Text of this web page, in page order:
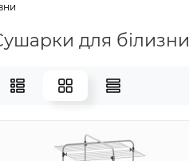
для білизни